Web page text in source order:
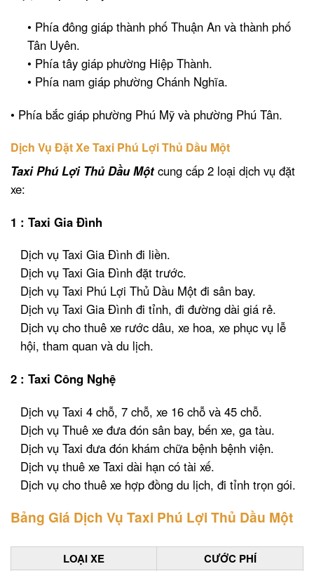
• Phía đông giáp thành phố Thuận An và thành phố
Tân Uyên.
• Phía tây giáp phường Hiệp Thành.
• Phía nam giáp phường Chánh Nghĩa.
• Phía bắc giáp phường Phú Mỹ và phường Phú Tân.
Dịch Vụ Đặt Xe Taxi Phú Lợi Thủ Dầu Một
Taxi Phú Lợi Thủ Dầu Mộtcung cấp 2 loại dịch vụ đặt
xe:
1 : Taxi Gia Đình
Dịch vụ Taxi Gia Đình đi liền.
Dịch vụ Taxi Gia Đình đặt trước.
Dịch vụ Taxi Phú Lợi Thủ Dầu Một đi sân bay.
Dịch vụ Taxi Gia Đình đi tỉnh, đi đường dài giá rẻ.
Dịch vụ cho thuê xe rước dâu, xe hoa, xe phục vụ lễ
hội, tham quan và du lịch.
2 : Taxi Công Nghệ
Dịch vụ Taxi 4 chỗ, 7 chỗ, xe 16 chỗ và 45 chỗ.
Dịch vụ Thuê xe đưa đón sân bay, bến xe, ga tàu.
Dịch vụ Taxi đưa đón khám chữa bệnh bệnh viện.
Dịch vụ thuê xe Taxi dài hạn có tài xế.
Dịch vụ cho thuê xe hợp đồng du lịch, đi tỉnh trọn gói.
Bảng Giá Dịch Vụ Taxi Phú Lợi Thủ Dầu Một
LOẠI XE CƯỚC PHÍ